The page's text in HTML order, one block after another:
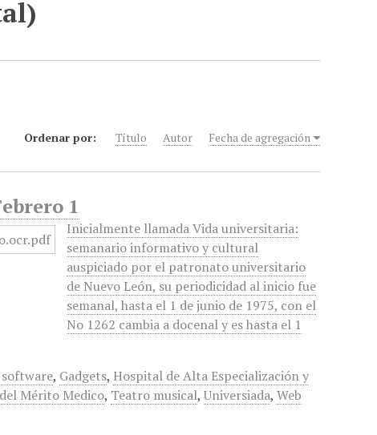
Ordenar por: Título Autor Fecha de agregación
1
Inicialmente llamada Vida universitaria:
semanario informativo y cultural
auspiciado por el patronato universitario
de Nuevo León, su periodicidad al inicio fue
semanal, hasta el 1 de junio de 1975, con el
No 1262 cambia a docenal y es hasta el 1
software, Gadgets, Hospital de Alta Especialización y
Mérito Medico, Teatro musical,Universiada,Web